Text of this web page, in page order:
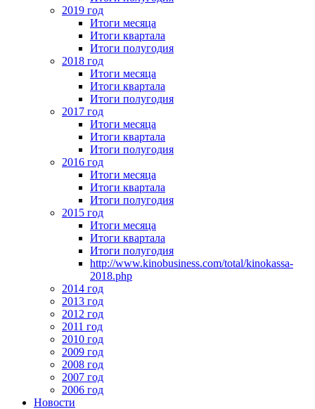
2019 год
Итоги месяца
Итоги квартала
Итоги полугодия
2018 год
Итоги месяца
Итоги квартала
Итоги полугодия
2017 год
Итоги месяца
Итоги квартала
Итоги полугодия
2016 год
Итоги месяца
Итоги квартала
Итоги полугодия
2015 год
Итоги месяца
Итоги квартала
Итоги полугодия
http://www.kinobusiness.com/total/kinokassa-
2018.php
2014 год
2013 год
2012 год
2011 год
2010 год
2009 год
2008 год
2007 год
2006 год
Новости